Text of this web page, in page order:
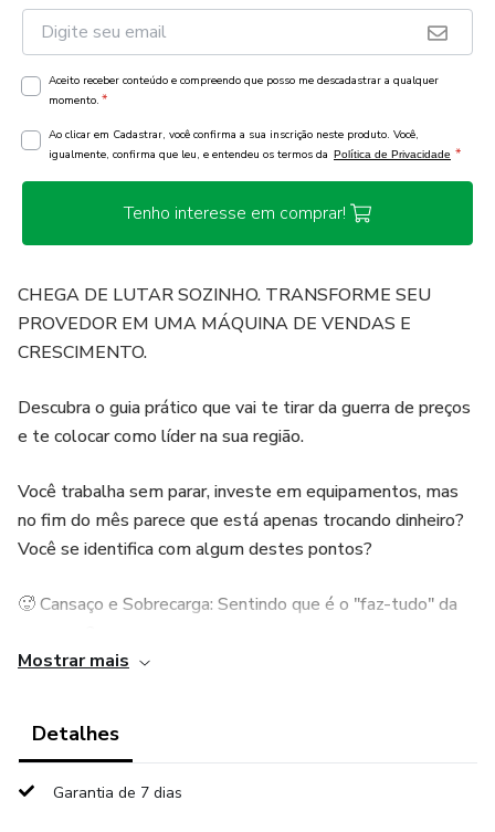
Aceito receber conteúdo e compreendo que posso me descadastrar a qualquer
momento. *
Ao clicar em Cadastrar, você confirma a sua inscrição neste produto. Você,
igualmente, confirma que leu, e entendeu os termos da Política de Privacidade *
Tenho interesse em comprar!
CHEGA DE LUTAR SOZINHO. TRANSFORME SEU
PROVEDOR EM UMA MÁQUINA DE VENDAS E
CRESCIMENTO.
Descubra o guia prático que vai te tirar da guerra de preços
e te colocar como líder na sua região.
Você trabalha sem parar, investe em equipamentos, mas
no fim do mês parece que está apenas trocando dinheiro?
Você se identifica com algum destes pontos?
🥵 Cansaço e Sobrecarga: Sentindo que é o "faz-tudo" da
não trazem retorno?
Mostrar mais
Detalhes
Garantia de 7 dias